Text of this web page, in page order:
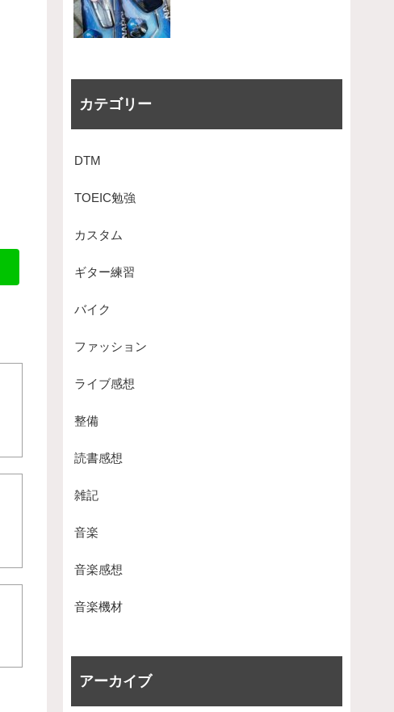
カテゴリー
DTM
TOEIC勉強
カスタム
ギター練習
バイク
ファッション
ライブ感想
整備
読書感想
雑記
音楽
音楽感想
音楽機材
アーカイブ